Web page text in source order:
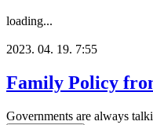
loading...
2023. 04. 19. 7:55
Family Policy
Governments are always